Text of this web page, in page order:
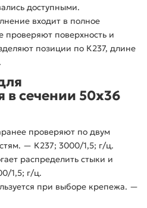
доступными.
входит в полное
поверхность и
позиции по К237, длине
в сечении 50x36
проверяют по двум
— К237; 3000/1,5; г/ц.
распределить стыки и
1,5; г/ц.
при выборе крепежа. —